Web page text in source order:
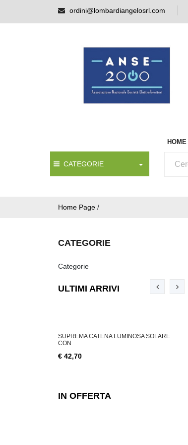
ordini@lombardiangelosrl.com
HOME
CATEGORIE
Home Page /
CATEGORIE
Categorie
ULTIMI ARRIVI
SUPREMA CATENA LUMINOSA SOLARE
CON
€ 42,70
IN OFFERTA